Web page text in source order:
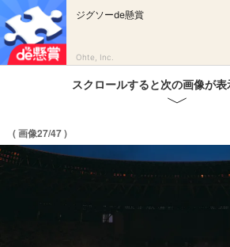
ジグソーde懸賞
Ohte, Inc.
スクロールすると次の画像が
( 画像27/47 )